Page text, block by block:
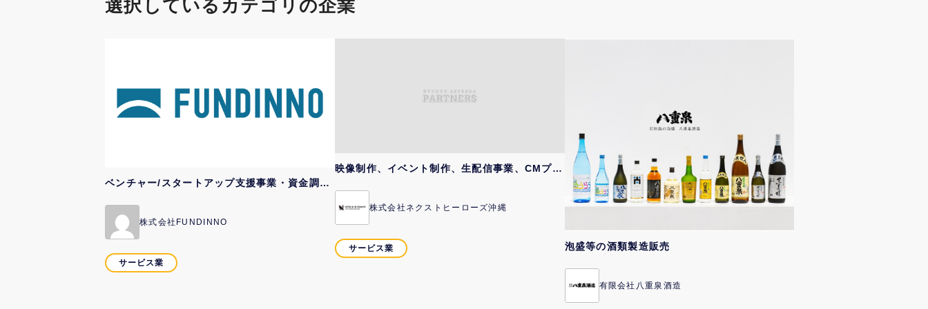
選択しているカテゴリの企業
ベンチャー/スタートアップ支援事業・資金調達プラットフォーム「FUNDINNO」の運営・未上場株式のセカンダリーマーケット「FUNDINNO...
株式会社FUNDINNO
サービス業
映像制作、イベント制作、生配信事業、CMプロモーション企画運営、キャラクターIPコンコンテンツ運用、グッズ制作販売、キッズアクションスクール...
株式会社ネクストヒーローズ沖縄
サービス業 泡盛等の酒類製造販売
有限会社八重泉酒造